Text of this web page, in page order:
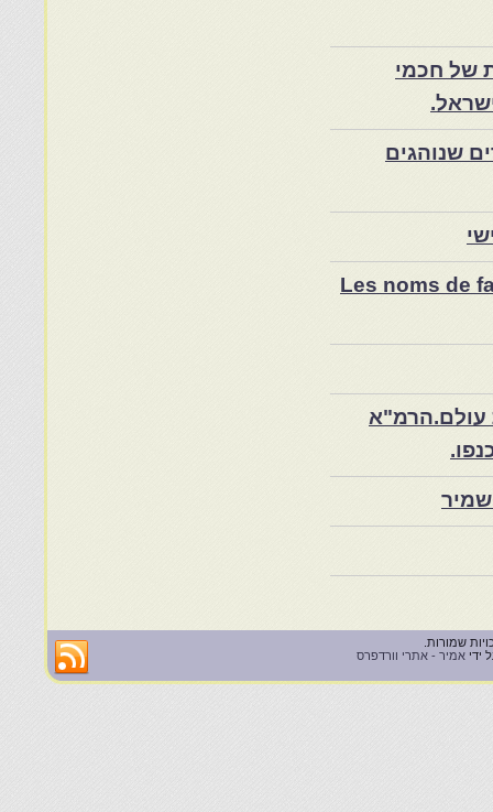
של חכמי
שנוהגים
Les noms de
עולם.הרמ"א
ידי אמיר - אתרי וורדפרס